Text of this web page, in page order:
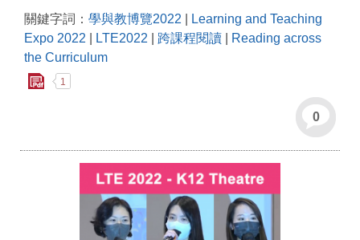
關鍵字詞： 學與教博覽2022
Learning and Teaching
Expo 2022
LTE2022 跨課程閱讀
Reading across
the Curriculum
1
0